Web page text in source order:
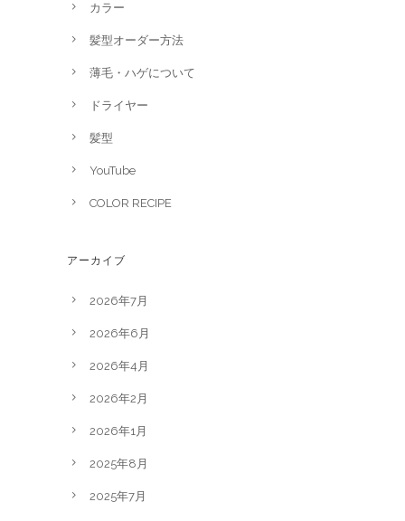
カラー
髪型オーダー方法
薄毛・ハゲについて
ドライヤー
髪型
YouTube
COLOR RECIPE
アーカイブ
2026年7月
2026年6月
2026年4月
2026年2月
2026年1月
2025年8月
2025年7月